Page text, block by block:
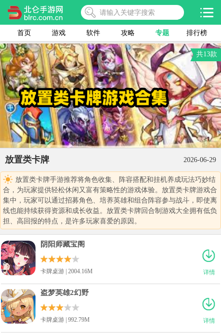
首页 游戏 软件 攻略 专题 排行榜
共13款
放置类卡牌 2026-06-29
放置类卡牌手游推荐将角色收集、阵容搭配和挂机养成玩法巧妙结
合，为玩家提供轻松休闲又富有策略性的游戏体验。放置类卡牌游戏合
集中，玩家可以通过招募角色、培养英雄和组合阵容参与战斗，即使离
线也能持续获得资源和成长收益。放置类卡牌回合制游戏大全拥有低负
担、高回报的特点，是许多玩家喜爱的原因。
详情
阴阳师藏宝阁
卡牌桌游 | 2004.16M
详情
盗梦英雄2幻野
卡牌桌游 | 992.79M